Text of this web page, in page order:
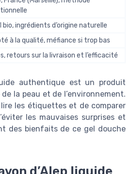
bio, ingrédients d’origine naturelle
à la qualité, méfiance si trop bas
retours sur la livraison et l’efficacité
authentique est un produit
la peau et de l’environnement.
les étiquettes et de comparer
les mauvaises surprises et
des bienfaits de ce gel douche
d’Alep liquide